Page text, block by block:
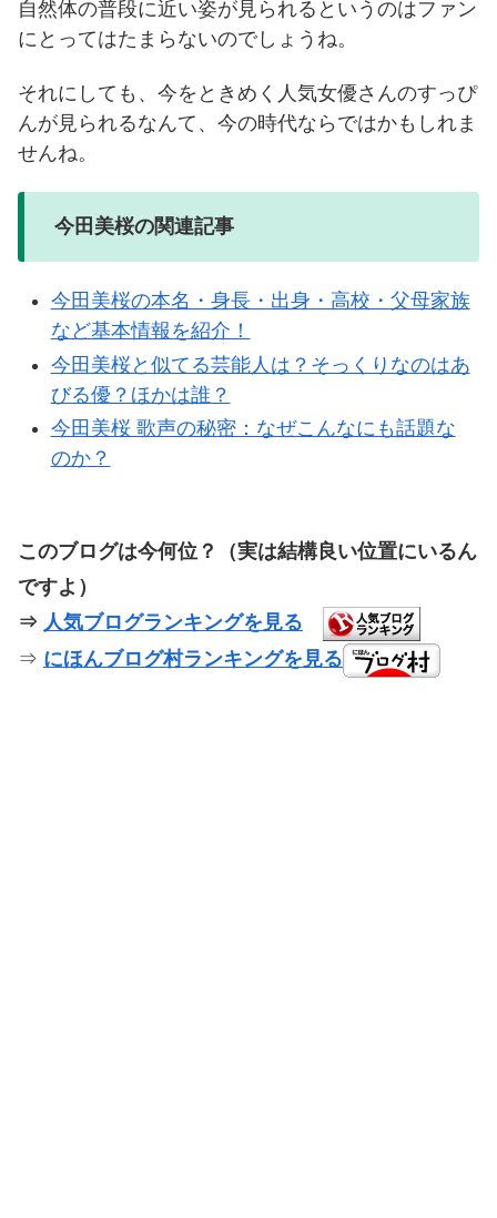
自然体の普段に近い姿が見られるというのはファン
にとってはたまらないのでしょうね。
それにしても、今をときめく人気女優さんのすっぴ
んが見られるなんて、今の時代ならではかもしれま
せんね。
今田美桜の関連記事
今田美桜の本名・身長・出身・高校・父母家族
など基本情報を紹介！
今田美桜と似てる芸能人は？そっくりなのはあ
びる優？ほかは誰？
今田美桜 歌声の秘密：なぜこんなにも話題な
のか？
このブログは今何位？（実は結構良い位置にいるん
ですよ）
⇒ 人気ブログランキングを見る
⇒ にほんブログ村ランキングを見る